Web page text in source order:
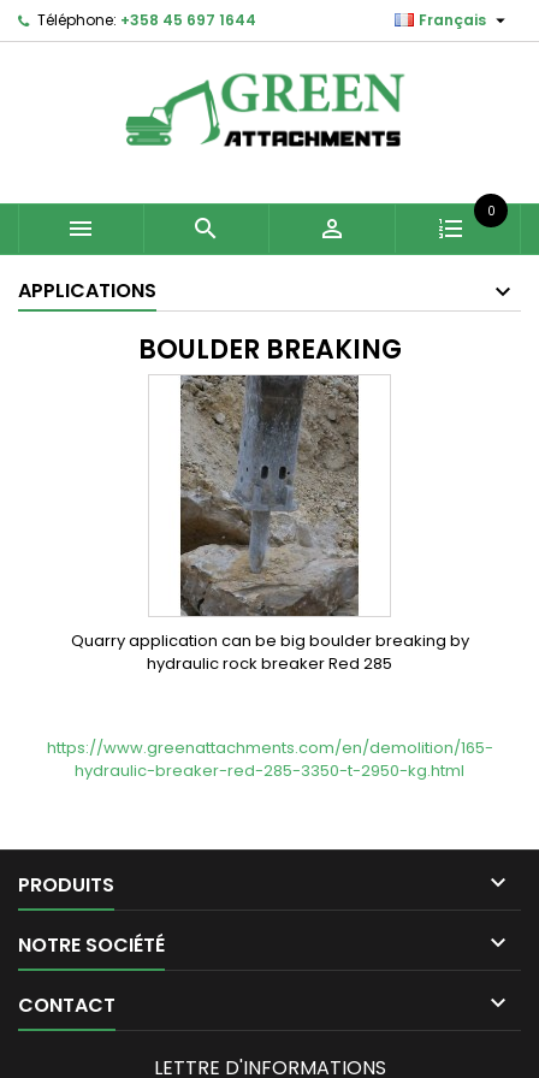
Téléphone: +358 45 697 1644 Français 
  
0
APPLICATIONS
BOULDER BREAKING
Quarry application can be big boulder breaking by
hydraulic rock breaker Red 285
https://www.greenattachments.com/en/demolition/165-
hydraulic-breaker-red-285-3350-t-2950-kg.html
PRODUITS 
NOTRE SOCIÉTÉ 
CONTACT 
LETTRE D'INFORMATIONS